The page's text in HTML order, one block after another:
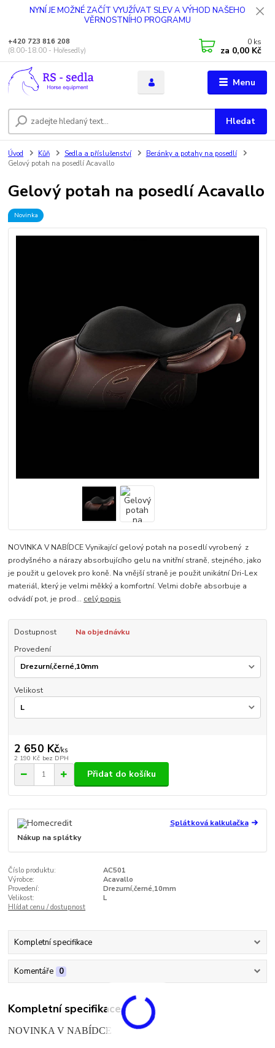
NYNÍ JE MOŽNÉ ZAČÍT VYUŽÍVAT SLEV A VÝHOD NAŠEHO
VĚRNOSTNÍHO PROGRAMU
Menu
Hledat
+420 723 816 208
(8.00-18.00 - Hořesedly)
0 ks
za 0,00 Kč
Úvod Kůň Sedla a příslušenství
Beránky a potahy na posedlí
Gelový potah na posedlí Acavallo
Gelový potah na posedlí Acavallo
Novinka
NOVINKA V NABÍDCE Vynikající gelový potah na posedlí vyrobený z
prodyšného a nárazy absorbujícího gelu na vnitřní straně, stejného, jako
je použit u gelovek pro koně. Na vnější straně je použit unikátní Dri-Lex
materiál, který je velmi měkký a komfortní. Velmi dobře absorbuje a
odvádí pot, je prod... celý popis
Dostupnost
Na objednávku
Provedení
Velikost
2 650 Kč/ks
2 190 Kč bez DPH
Přidat do košíku
Splátková kalkulačka
Nákup na splátky
Číslo produktu:
AC501
Výrobce:
Acavallo
Provedení:
Drezurní,černé,10mm
Velikost:
L
Hlídat cenu / dostupnost
Kompletní specifikace
Komentáře 0
Kompletní specifikace
NOVINKA V NABÍDCE